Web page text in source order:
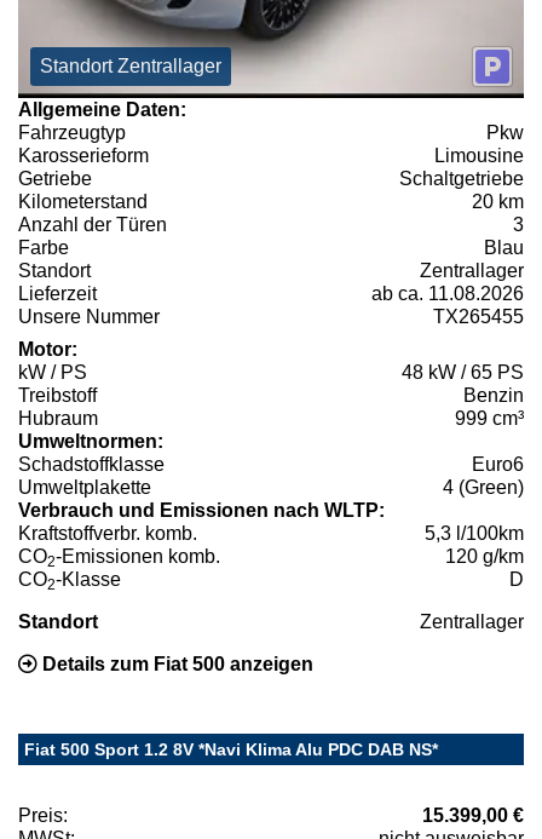
Standort Zentrallager
Allgemeine Daten:
Fahrzeugtyp
Pkw
Karosserieform
Limousine
Getriebe
Schaltgetriebe
Kilometerstand
20 km
Anzahl der Türen
3
Farbe
Blau
Standort
Zentrallager
Lieferzeit
ab ca. 11.08.2026
Unsere Nummer
TX265455
Motor:
kW / PS
48 kW / 65 PS
Treibstoff
Benzin
Hubraum
999 cm³
Umweltnormen:
Schadstoffklasse
Euro6
Umweltplakette
4 (Green)
Verbrauch und Emissionen nach WLTP:
Kraftstoffverbr. komb.
5,3 l/100km
CO2-Emissionen komb.
120 g/km
CO2-Klasse D
Standort Zentrallager
Details zum Fiat 500 anzeigen
Fiat 500 Sport 1.2 8V *Navi Klima Alu PDC DAB NS*
Preis:
15.399,00 €